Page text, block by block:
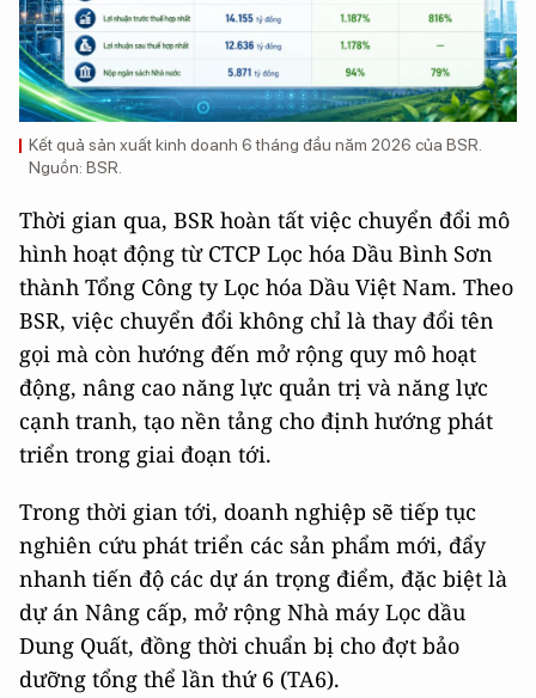
Kết quả sản xuất kinh doanh 6 tháng đầu năm 2026 của BSR.
Nguồn: BSR.
Thời gian qua, BSR hoàn tất việc chuyển đổi mô
hình hoạt động từ CTCP Lọc hóa Dầu Bình Sơn
thành Tổng Công ty Lọc hóa Dầu Việt Nam. Theo
BSR, việc chuyển đổi không chỉ là thay đổi tên
gọi mà còn hướng đến mở rộng quy mô hoạt
động, nâng cao năng lực quản trị và năng lực
cạnh tranh, tạo nền tảng cho định hướng phát
triển trong giai đoạn tới.
Trong thời gian tới, doanh nghiệp sẽ tiếp tục
nghiên cứu phát triển các sản phẩm mới, đẩy
nhanh tiến độ các dự án trọng điểm, đặc biệt là
dự án Nâng cấp, mở rộng Nhà máy Lọc dầu
Dung Quất, đồng thời chuẩn bị cho đợt bảo
dưỡng tổng thể lần thứ 6 (TA6).